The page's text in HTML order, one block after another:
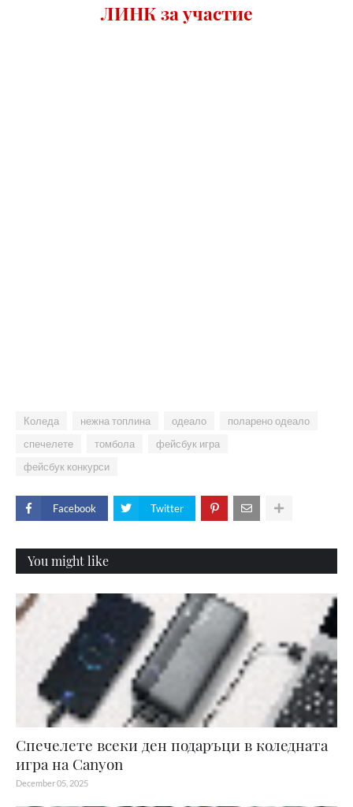
ЛИНК за участие
Коледа нежна топлина одеало
поларено одеало
спечелете
томбола
фейсбук игра
фейсбук конкурси
Facebook Twitter
You might like
Спечелете всеки ден подаръци в коледната
игра на Canyon
December 05, 2025